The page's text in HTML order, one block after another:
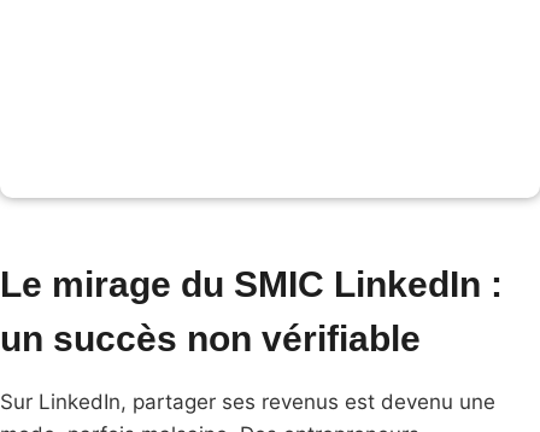
Le mirage du SMIC LinkedIn :
un succès non vérifiable
Sur LinkedIn, partager ses revenus est devenu une